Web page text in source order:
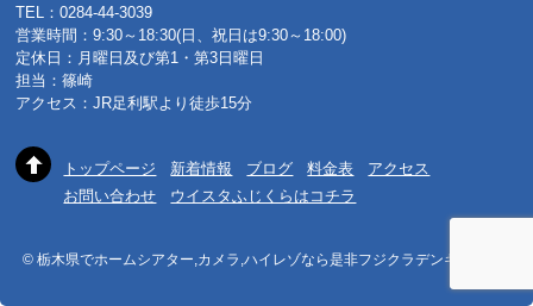
TEL：0284-44-3039
営業時間：9:30～18:30(日、祝日は9:30～18:00)
定休日：月曜日及び第1・第3日曜日
担当：篠崎
アクセス：JR足利駅より徒歩15分
トップページ 新着情報 ブログ 料金表
アクセス
お問い合わせ
ウイスタふじくらはコチラ
© 栃木県でホームシアター,カメラ,ハイレゾなら是非フジクラデンキへ 2015